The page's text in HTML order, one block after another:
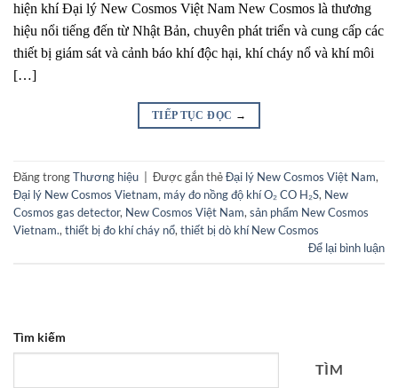
hiện khí Đại lý New Cosmos Việt Nam New Cosmos là thương
hiệu nổi tiếng đến từ Nhật Bản, chuyên phát triển và cung cấp các
thiết bị giám sát và cảnh báo khí độc hại, khí cháy nổ và khí môi
[…]
TIẾP TỤC ĐỌC →
Đăng trongThương hiệu Được gắn thẻĐại lý New Cosmos Việt Nam,
Đại lý New Cosmos Vietnam, máy đo nồng độ khí O₂ CO H₂S, New
Cosmos gas detector, New Cosmos Việt Nam, sản phẩm New Cosmos
Vietnam., thiết bị đo khí cháy nổ, thiết bị dò khí New Cosmos
Để lại bình luận
Tìm kiếm
TÌM